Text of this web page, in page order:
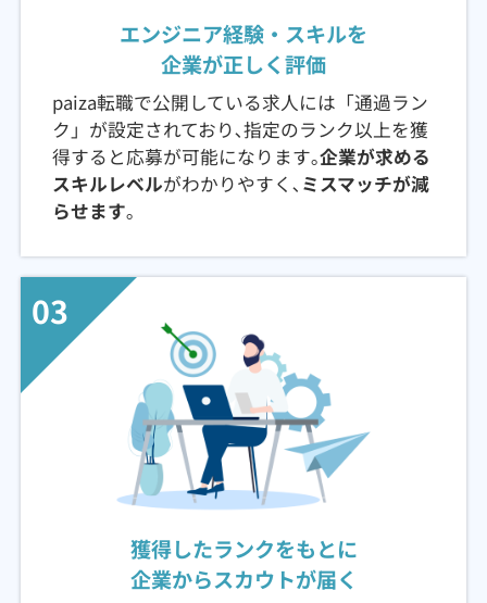
エンジニア経験・スキルを
企業が正しく評価
paiza転職で公開している求人には「通過ラン
ク」が設定されており､指定のランク以上を獲
得すると応募が可能になります｡企業が求める
スキルレベルがわかりやすく､ ミスマッチが減
らせます｡
03
獲得したランクをもとに
企業からスカウトが届く